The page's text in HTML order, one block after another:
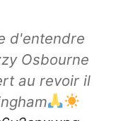
d'entendre
Osbourne
au revoir il